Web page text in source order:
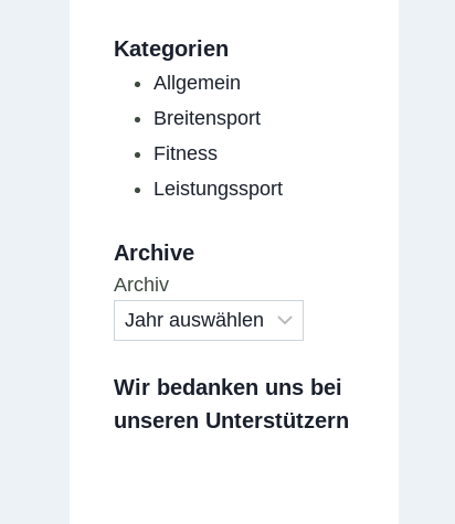
Kategorien
Allgemein
Breitensport
Fitness
Leistungssport
Archive
Archiv
Wir bedanken uns bei
unseren Unterstützern